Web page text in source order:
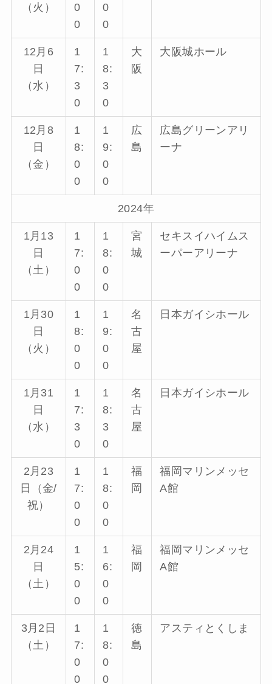
（火）
0
0
0
0
12月6
日
（水）
1
7:
3
0
1
8:
3
0
大
阪
大阪城ホール
12月8
日
（金）
1
8:
0
0
1
9:
0
0
広
島
広島グリーンアリ
ーナ
2024年
1月13
日
（土）
1
7:
0
0
1
8:
0
0
宮
城
セキスイハイムス
ーパーアリーナ
1月30
日
（火）
1
8:
0
0
1
9:
0
0
名
古
屋
日本ガイシホール
1月31
日
（水）
1
7:
3
0
1
8:
3
0
名
古
屋
日本ガイシホール
2月23
日（金/
祝）
1
7:
0
0
1
8:
0
0
福
岡
福岡マリンメッセ
A館
2月24
日
（土）
1
5:
0
0
1
6:
0
0
福
岡
福岡マリンメッセ
A館
3月2日
（土）
1
7:
0
0
1
8:
0
0
徳
島
アスティとくしま